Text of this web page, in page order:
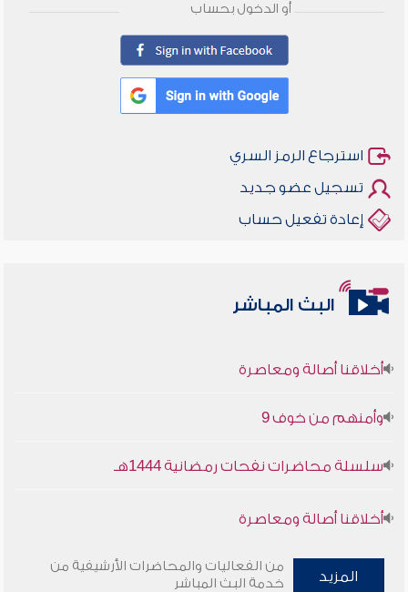
أو الدخول بحساب
استرجاع الرمز السري
تسجيل عضو جديد
إعادة تفعيل حساب
البث المباشر
أخلاقنا أصالة ومعاصرة
وأمنهم من خوف 9
سلسلة محاضرات نفحات رمضانية 1444هـ
أخلاقنا أصالة ومعاصرة
وأمنهم من خوف 9
المزيد
من الفعاليات والمحاضرات الأرشيفية من
خدمة البث المباشر